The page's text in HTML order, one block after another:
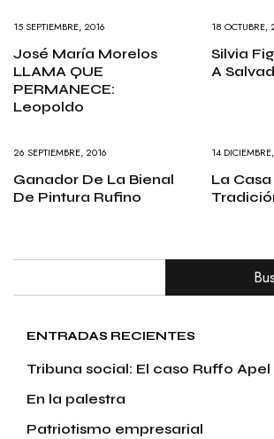
15 SEPTIEMBRE, 2016
José María Morelos
LLAMA QUE
PERMANECE:
Leopoldo
18 OCTUBRE,
Silvia
A
26 SEPTIEMBRE, 2016
Ganador De La Bienal
De Pintura Rufino
14
La
ENTRADAS RECIENTES
Tribuna social: El caso Ruffo Apel
En la palestra
Patriotismo empresarial